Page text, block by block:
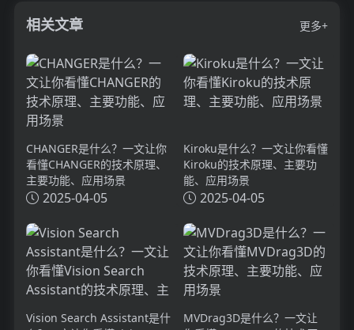
相关文章 更多+
CHANGER是什么？一文让你
看懂CHANGER的技术原理、
主要功能、应用场景
2025-04-05
Kiroku是什么？一文让你看懂
Kiroku的技术原理、主要功
能、应用场景
2025-04-05
Vision Search Assistant是什
MVDrag3D是什么？一文让